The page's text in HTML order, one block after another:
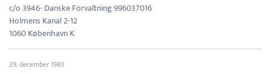
c/o 3946- Danske Forvaltning 996037016
Holmens Kanal 2-12
1060 København K
29. december 1983